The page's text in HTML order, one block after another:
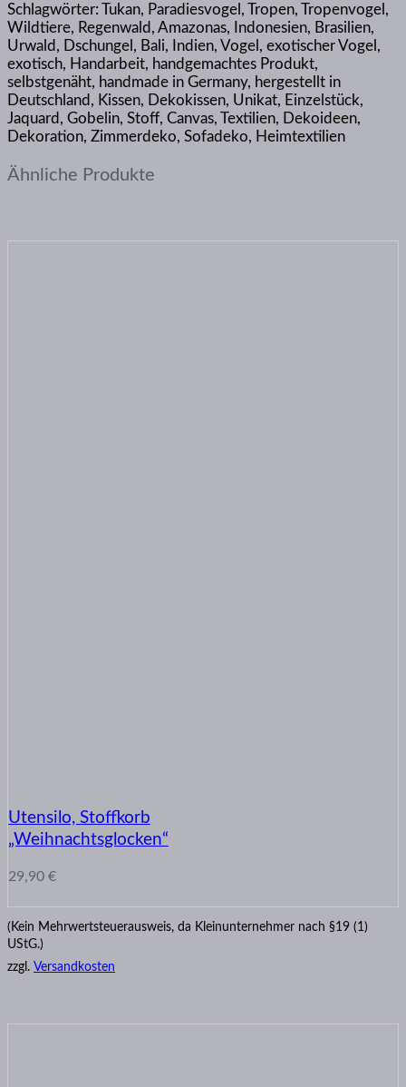
Schlagwörter: Tukan, Paradiesvogel, Tropen, Tropenvogel,
Wildtiere, Regenwald, Amazonas, Indonesien, Brasilien,
Urwald, Dschungel, Bali, Indien, Vogel, exotischer Vogel,
exotisch, Handarbeit, handgemachtes Produkt,
selbstgenäht, handmade in Germany, hergestellt in
Deutschland, Kissen, Dekokissen, Unikat, Einzelstück,
Jaquard, Gobelin, Stoff, Canvas, Textilien, Dekoideen,
Dekoration, Zimmerdeko, Sofadeko, Heimtextilien
Ähnliche Produkte
Utensilo, Stoffkorb
„Weihnachtsglocken“
29,90 €
(Kein Mehrwertsteuerausweis, da Kleinunternehmer nach §19 (1)
UStG.)
zzgl. Versandkosten